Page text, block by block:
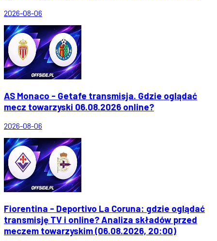
2026-08-06
AS Monaco - Getafe transmisja. Gdzie oglądać
mecz towarzyski 06.08.2026 online?
2026-08-06
Fiorentina - Deportivo La Coruna: gdzie oglądać
transmisję TV i online? Analiza składów przed
meczem towarzyskim (06.08.2026, 20:00)